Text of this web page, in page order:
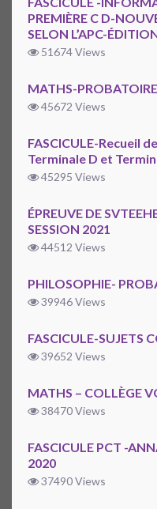
PREMIÈRE C D-
SELON L’APC-
51674 Views
MATHS-
45672 Views
FASCICULE-Recueil
Terminale D et
45295 Views
ÉPREUVE DE
SESSION 2021
44512 Views
PHILOSOPHIE-
39946 Views
FASCICULE-SUJETS
39652 Views
MATHS – COLLÈGE
38470 Views
FASCICULE PCT -
2020
37490 Views